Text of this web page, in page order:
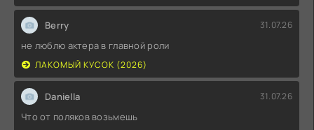
Berry 31.07.26
не люблю актера в главной роли
ЛАКОМЫЙ КУСОК (2026)
Daniella 31.07.26
Что от поляков возьмешь